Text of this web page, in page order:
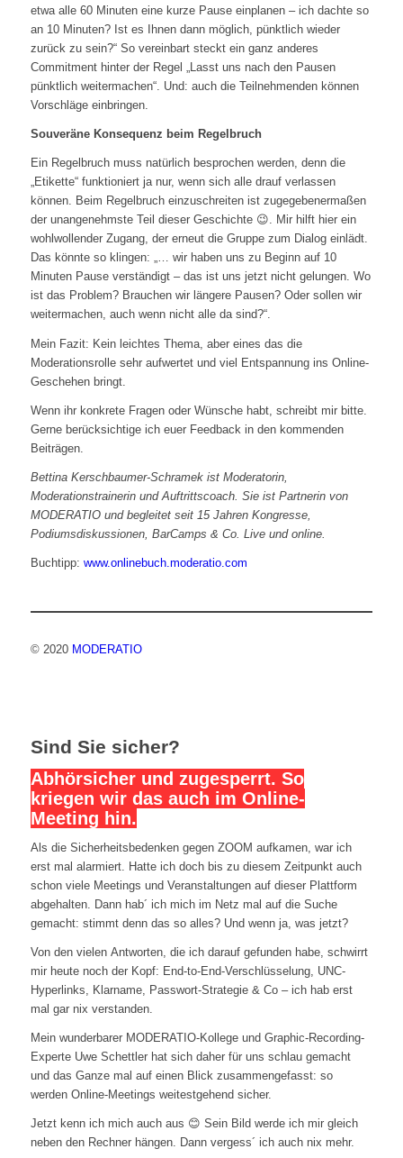
etwa alle 60 Minuten eine kurze Pause einplanen – ich dachte so
an 10 Minuten? Ist es Ihnen dann möglich, pünktlich wieder
zurück zu sein?“ So vereinbart steckt ein ganz anderes
Commitment hinter der Regel „Lasst uns nach den Pausen
pünktlich weitermachen“. Und: auch die Teilnehmenden können
Vorschläge einbringen.
Souveräne Konsequenz beim Regelbruch
Ein Regelbruch muss natürlich besprochen werden, denn die
„Etikette“ funktioniert ja nur, wenn sich alle drauf verlassen
können. Beim Regelbruch einzuschreiten ist zugegebenermaßen
der unangenehmste Teil dieser Geschichte 😉. Mir hilft hier ein
wohlwollender Zugang, der erneut die Gruppe zum Dialog einlädt.
Das könnte so klingen: „… wir haben uns zu Beginn auf 10
Minuten Pause verständigt – das ist uns jetzt nicht gelungen. Wo
ist das Problem? Brauchen wir längere Pausen? Oder sollen wir
weitermachen, auch wenn nicht alle da sind?“.
Mein Fazit: Kein leichtes Thema, aber eines das die
Moderationsrolle sehr aufwertet und viel Entspannung ins Online-
Geschehen bringt.
Wenn ihr konkrete Fragen oder Wünsche habt, schreibt mir bitte.
Gerne berücksichtige ich euer Feedback in den kommenden
Beiträgen.
Bettina Kerschbaumer-Schramek ist Moderatorin,
Moderationstrainerin und Auftrittscoach. Sie ist Partnerin von
MODERATIO und begleitet seit 15 Jahren Kongresse,
Podiumsdiskussionen, BarCamps & Co. Live und online.
Buchtipp: www.onlinebuch.moderatio.com
© 2020 MODERATIO
Sind Sie sicher?
Abhörsicher und zugesperrt. So
kriegen wir das auch im Online-
Meeting hin.
Als die Sicherheitsbedenken gegen ZOOM aufkamen, war ich
erst mal alarmiert. Hatte ich doch bis zu diesem Zeitpunkt auch
schon viele Meetings und Veranstaltungen auf dieser Plattform
abgehalten. Dann hab´ ich mich im Netz mal auf die Suche
gemacht: stimmt denn das so alles? Und wenn ja, was jetzt?
Von den vielen Antworten, die ich darauf gefunden habe, schwirrt
mir heute noch der Kopf: End-to-End-Verschlüsselung, UNC-
Hyperlinks, Klarname, Passwort-Strategie & Co – ich hab erst
mal gar nix verstanden.
Mein wunderbarer MODERATIO-Kollege und Graphic-Recording-
Experte Uwe Schettler hat sich daher für uns schlau gemacht
und das Ganze mal auf einen Blick zusammengefasst: so
werden Online-Meetings weitestgehend sicher.
Jetzt kenn ich mich auch aus 😊 Sein Bild werde ich mir gleich
neben den Rechner hängen. Dann vergess´ ich auch nix mehr.